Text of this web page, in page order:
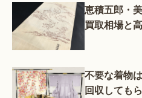
恵積五郎・
買取相場と
不要な着物
回収しても